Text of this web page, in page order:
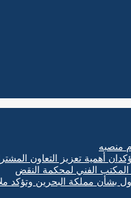
منصبه
أهمية تعزيز التعاون
بشأن مملكة البحرين وتؤكد